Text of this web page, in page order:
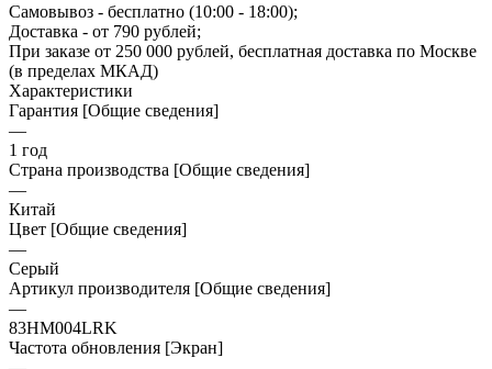
Самовывоз - бесплатно (10:00 - 18:00);
Доставка - от 790 рублей;
При заказе от 250 000 рублей, бесплатная доставка по Москве
(в пределах МКАД)
Характеристики
Гарантия [Общие сведения]
—
1 год
Страна производства [Общие сведения]
—
Китай
Цвет [Общие сведения]
—
Серый
Артикул производителя [Общие сведения]
—
83HM004LRK
Частота обновления [Экран]